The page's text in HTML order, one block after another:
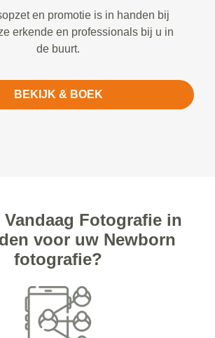
en promotie is in handen bij
erkende en professionals bij u in
de buurt.
BEKIJK & BOEK
Vandaag Fotografie in
voor uw Newborn
fotografie?